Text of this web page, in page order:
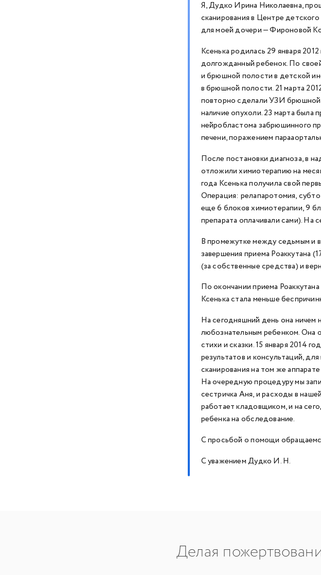
Я, Дудко Ирина Николаевна,
сканирования в Центре
для моей дочери — Фироновой
Ксенька родилась 29 января
долгожданный ребенок. По
и брюшной полости в детской
в брюшной полости. 21 марта
повторно сделали УЗИ
наличие опухоли. 23 марта была
нейробластома забрюшинного
печени, поражением
После постановки диагноза, в
отложили химиотерапию на
года Ксенька получила свой
Операция: релапаротомия,
еще 6 блоков химиотерапии, 9
препарата оплачивали сами). На
В промежутке между седьмым и
завершения приема Роаккутана
(за собственные средства) и
По окончании приема
Ксенька стала меньше
На сегодняшний день она ничем
любознательным ребенком. Она
стихи и сказки. 15 января 2014
результатов и консультаций,
сканирования на том же
На очередную процедуру мы
сестричка Аня, и расходы в
работает кладовщиком, и на
ребенка на обследование.
С просьбой о помощи
С уважением Дудко И. Н.
Делая